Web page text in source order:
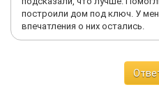
построили дом под ключ. У
впечатления о них остались.